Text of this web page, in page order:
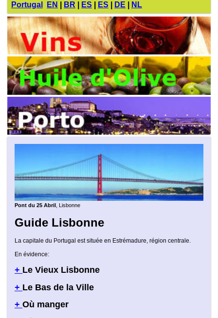
Portugal EN BR ES ES DE NL
Pont du 25 Abril , Lisbonne
Guide Lisbonne
La capitale du Portugal est située en Estrémadure, région centrale.
En évidence:
+ Le Vieux Lisbonne
+ Le Bas de la Ville
+ Où manger